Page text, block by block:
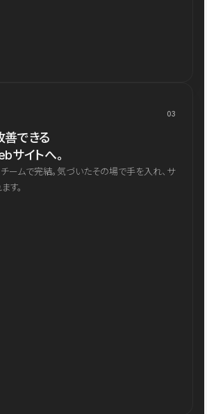
03
善できる
サイトへ。
ームで完結。気づいたその場で手を入れ、サ
す。